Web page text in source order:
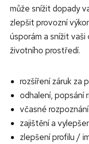
může snížit dopady
zlepšit provozní
úsporám a snížit
životního prostředí.
rozšíření záruk za
odhalení, popsání
včasné
zajištění a
zlepšení profilu /